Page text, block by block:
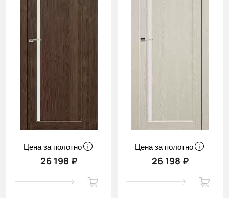
Цена за полотно
26 198 ₽
Цена за полотно
26 198 ₽